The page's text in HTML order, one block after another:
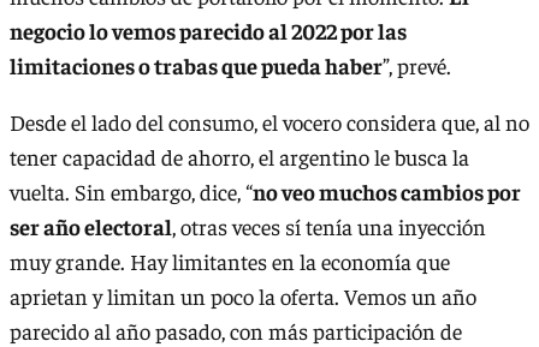
negocio lo vemos parecido al 2022 por las
limitaciones o trabas que pueda haber”, prevé.
Desde el lado del consumo, el vocero considera que, al no
tener capacidad de ahorro, el argentino le busca la
vuelta. Sin embargo, dice, “no veo muchos cambios por
ser año electoral, otras veces sí tenía una inyección
muy grande. Hay limitantes en la economía que
aprietan y limitan un poco la oferta. Vemos un año
parecido al año pasado, con más participación de